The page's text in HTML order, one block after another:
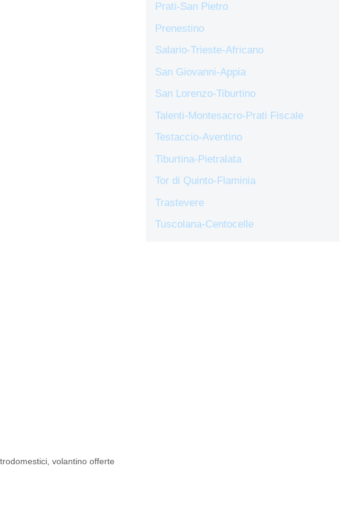
,volantino offerte
Prati-San Pietro
Prenestino
Salario-Trieste-Africano
San Giovanni-Appia
San Lorenzo-Tiburtino
Talenti-Montesacro-Prati Fiscale
Testaccio-Aventino
Tiburtina-Pietralata
Tor di Quinto-Flaminia
Trastevere
Tuscolana-Centocelle